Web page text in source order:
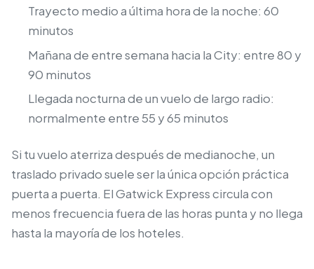
Trayecto medio a última hora de la noche: 60
minutos
Mañana de entre semana hacia la City: entre 80 y
90 minutos
Llegada nocturna de un vuelo de largo radio:
normalmente entre 55 y 65 minutos
Si tu vuelo aterriza después de medianoche, un
traslado privado suele ser la única opción práctica
puerta a puerta. El Gatwick Express circula con
menos frecuencia fuera de las horas punta y no llega
hasta la mayoría de los hoteles.